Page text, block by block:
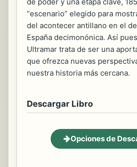
“escenario” elegido para
del acontecer antillano en el
España decimonónica. Así
Ultramar trata de ser una
que ofrezca nuevas
nuestra historia más cercana.
Descargar Libro
Opciones de